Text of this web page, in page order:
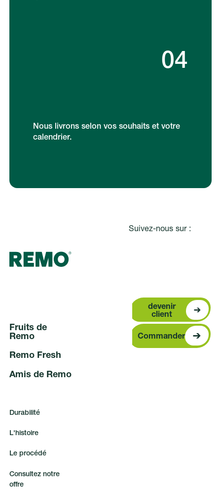
04
Nous livrons selon vos souhaits et votre
calendrier.
Fruits de
Remo
Remo Fresh
Amis de Remo
Durabilité
L'histoire
Le procédé
Consultez notre
offre
Suivez-nous sur :
devenir
devenir
client
Commander
Commander